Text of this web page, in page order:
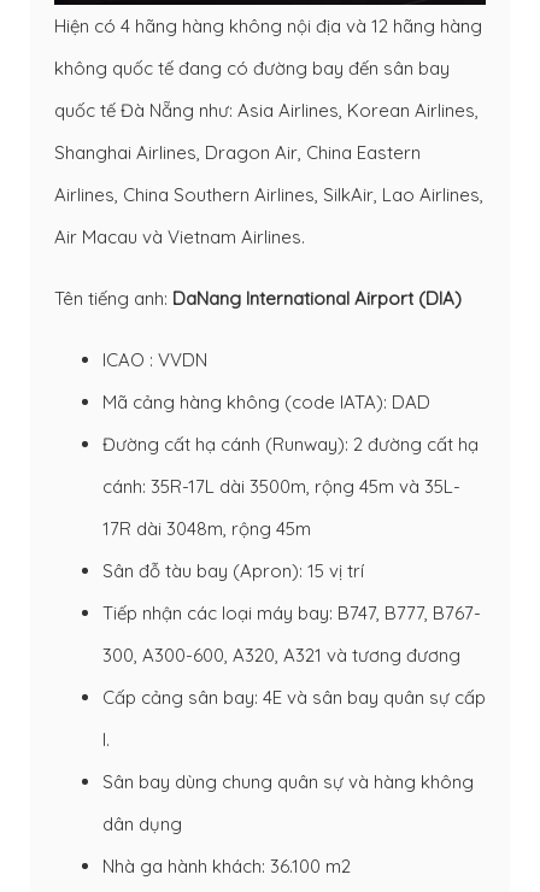
Hiện có 4 hãng hàng không nội địa và 12 hãng hàng
không quốc tế đang có đường bay đến sân bay
quốc tế Đà Nẵng như: Asia Airlines, Korean Airlines,
Shanghai Airlines, Dragon Air, China Eastern
Airlines, China Southern Airlines, SilkAir, Lao Airlines,
Air Macau và Vietnam Airlines.
Tên tiếng anh: DaNang International Airport (DIA)
ICAO : VVDN
Mã cảng hàng không (code IATA): DAD
Đường cất hạ cánh (Runway): 2 đường cất hạ
cánh: 35R-17L dài 3500m, rộng 45m và 35L-
17R dài 3048m, rộng 45m
Sân đỗ tàu bay (Apron): 15 vị trí
Tiếp nhận các loại máy bay: B747, B777, B767-
300, A300-600, A320, A321 và tương đương
Cấp cảng sân bay: 4E và sân bay quân sự cấp
I.
Sân bay dùng chung quân sự và hàng không
dân dụng
Nhà ga hành khách: 36.100 m2